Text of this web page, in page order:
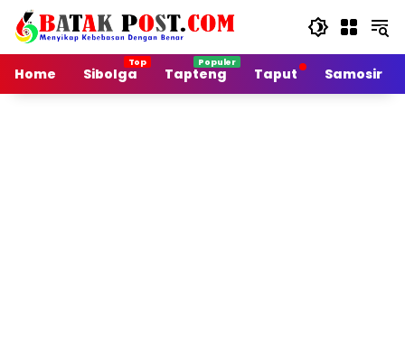
Langsung
konten
Home
Sibolga Tapteng Taput Samosir